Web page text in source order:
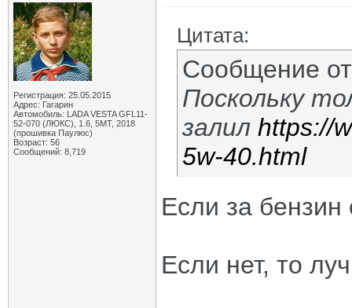
Регистрация: 25.05.2015
Адрес: Гагарин
Автомобиль: LADA VESTA GFL11-
52-070 (ЛЮКС), 1.6, 5МТ, 2018
(прошивка Паулюс)
Возраст: 56
Сообщений: 8,719
Цитата:
Сообщение
Поскольку
залил https://
5w-40.html
Если за
Если нет, то